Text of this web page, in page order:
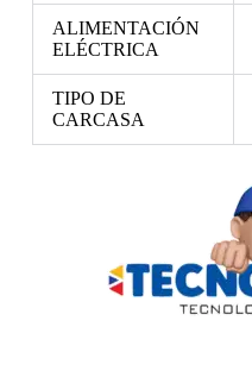
ALIMENTACIÓN
ELÉCTRICA
TIPO DE
CARCASA